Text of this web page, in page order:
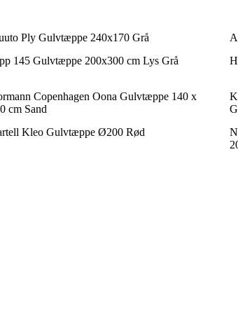
Ply Gulvtæppe 240x170 Grå
145 Gulvtæppe 200x300 cm Lys Grå
Copenhagen Oona Gulvtæppe 140 x
cm Sand
Kleo Gulvtæppe Ø200 Rød